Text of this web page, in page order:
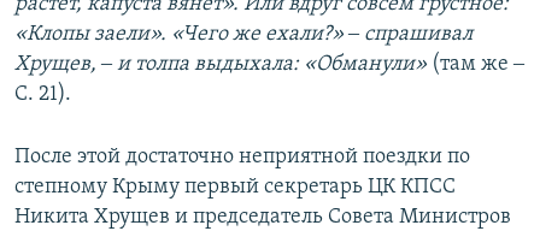
растет, капуста вянет». Или вдруг совсем грустное:
«Клопы заели». «Чего же ехали?» ‒ спрашивал
Хрущев, ‒ и толпа выдыхала: «Обманули» (там же ‒
С. 21).
После этой достаточно неприятной поездки по
степному Крыму первый секретарь ЦК КПСС
Никита Хрущев и председатель Совета Министров